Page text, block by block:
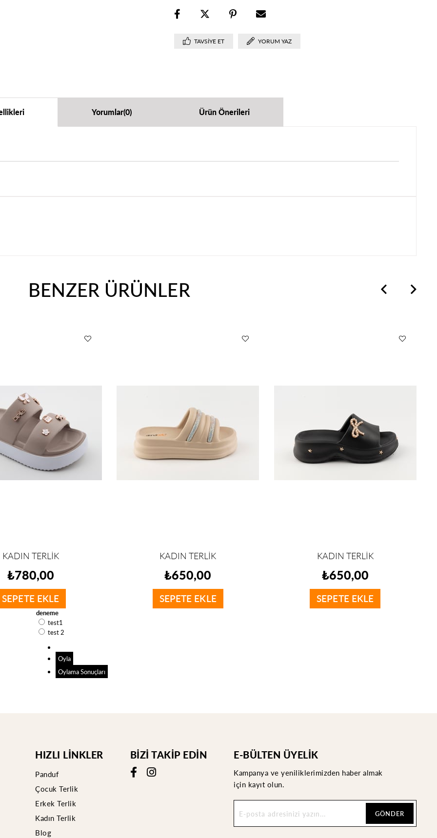
TAVSIYE ET YORUM YAZ
Yorumlar(0) Ürün Önerileri
BENZER ÜRÜNLER
KADIN TERLİK
₺780,00
SEPETE EKLE
KADIN TERLİK
₺650,00
SEPETE EKLE
KADIN TERLİK
₺650,00
SEPETE EKLE
deneme
test1
test 2
Oyla
Oylama Sonuçları
HIZLI LİNKLER
Panduf
Çocuk Terlik
Erkek Terlik
Kadın Terlik
Blog
BİZİ TAKİP EDİN E-BÜLTEN ÜYELİK
Kampanya ve yeniliklerimizden haber almak
için kayıt olun.
GÖNDER